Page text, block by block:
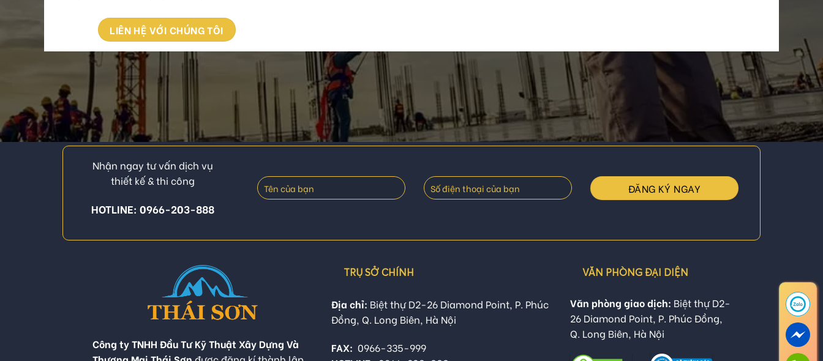
LIÊN HỆ VỚI CHÚNG TÔI
Nhận ngay tư vấn dịch vụ
thiết kế & thi công
HOTLINE: 0966-203-888
Công ty TNHH Đầu Tư Kỹ Thuật Xây Dựng Và
TRỤ SỞ CHÍNH
Địa chỉ: Biệt thự D2-26 Diamond Point, P. Phúc
Đồng, Q. Long Biên, Hà Nội
FAX: 0966-335-999
VĂN PHÒNG ĐẠI DIỆN
Văn phòng giao dịch: Biệt thự D2-
26 Diamond Point, P. Phúc Đồng,
Q. Long Biên, Hà Nội